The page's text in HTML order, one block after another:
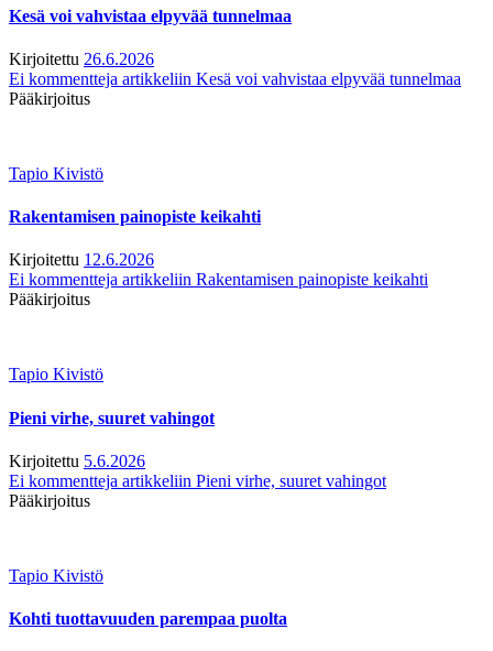
Kesä voi vahvistaa elpyvää tunnelmaa
Kirjoitettu 26.6.2026
Ei kommentteja artikkeliin Kesä voi vahvistaa elpyvää tunnelmaa
Pääkirjoitus
Tapio Kivistö
Rakentamisen painopiste keikahti
Kirjoitettu 12.6.2026
Ei kommentteja artikkeliin Rakentamisen painopiste keikahti
Pääkirjoitus
Tapio Kivistö
Pieni virhe, suuret vahingot
Kirjoitettu 5.6.2026
Ei kommentteja artikkeliin Pieni virhe, suuret vahingot
Pääkirjoitus
Tapio Kivistö
Kohti tuottavuuden parempaa puolta